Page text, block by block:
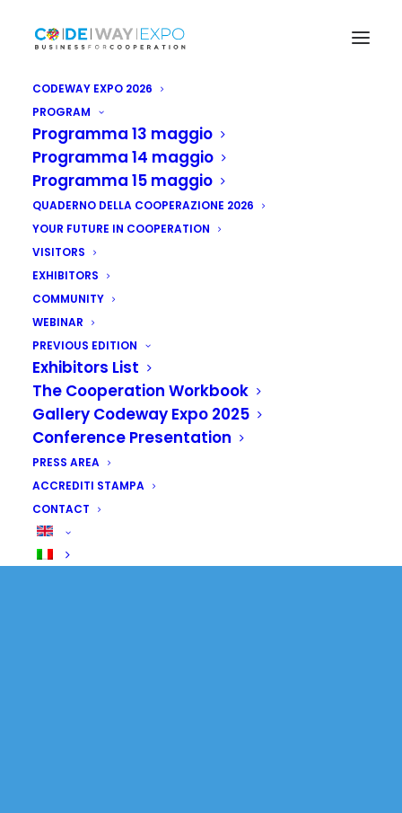
CODEWAY EXPO 2026
PROGRAM
Programma 13 maggio
Programma 14 maggio
Programma 15 maggio
QUADERNO DELLA COOPERAZIONE 2026
YOUR FUTURE IN COOPERATION
VISITORS
EXHIBITORS
COMMUNITY
WEBINAR
PREVIOUS EDITION
Exhibitors List
The Cooperation Workbook
Gallery Codeway Expo 2025
Conference Presentation
PRESS AREA
ACCREDITI STAMPA
CONTACT